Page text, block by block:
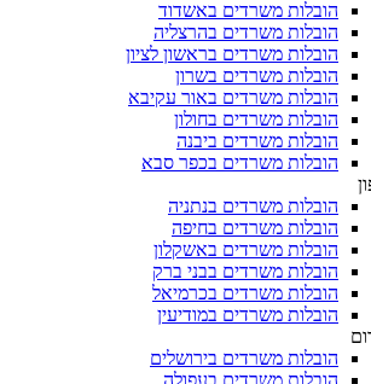
הובלות משרדים באשדוד
הובלות משרדים בהרצליה
הובלות משרדים בראשון לציון
הובלות משרדים בשרון
הובלות משרדים באור עקיבא
הובלות משרדים בחולון
הובלות משרדים ביבנה
הובלות משרדים בכפר סבא
הובלות משרדים בנתניה
הובלות משרדים בחיפה
הובלות משרדים באשקלון
הובלות משרדים בבני ברק
הובלות משרדים בכרמיאל
הובלות משרדים במודיעין
הובלות משרדים בירושלים
הובלות משרדים בעפולה